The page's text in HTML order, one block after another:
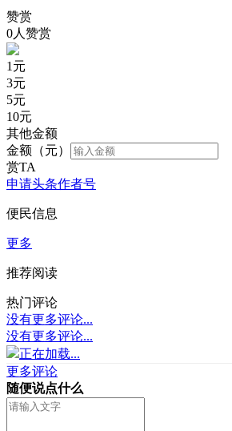
赞赏
0人赞赏
1 元
3元
5元
10元
其他金额
金额（元）
赏TA
申请头条作者号
便民信息
更多
推荐阅读
热门评论
没有更多评论...
没有更多评论...
正在加载...
更多评论
随便说点什么